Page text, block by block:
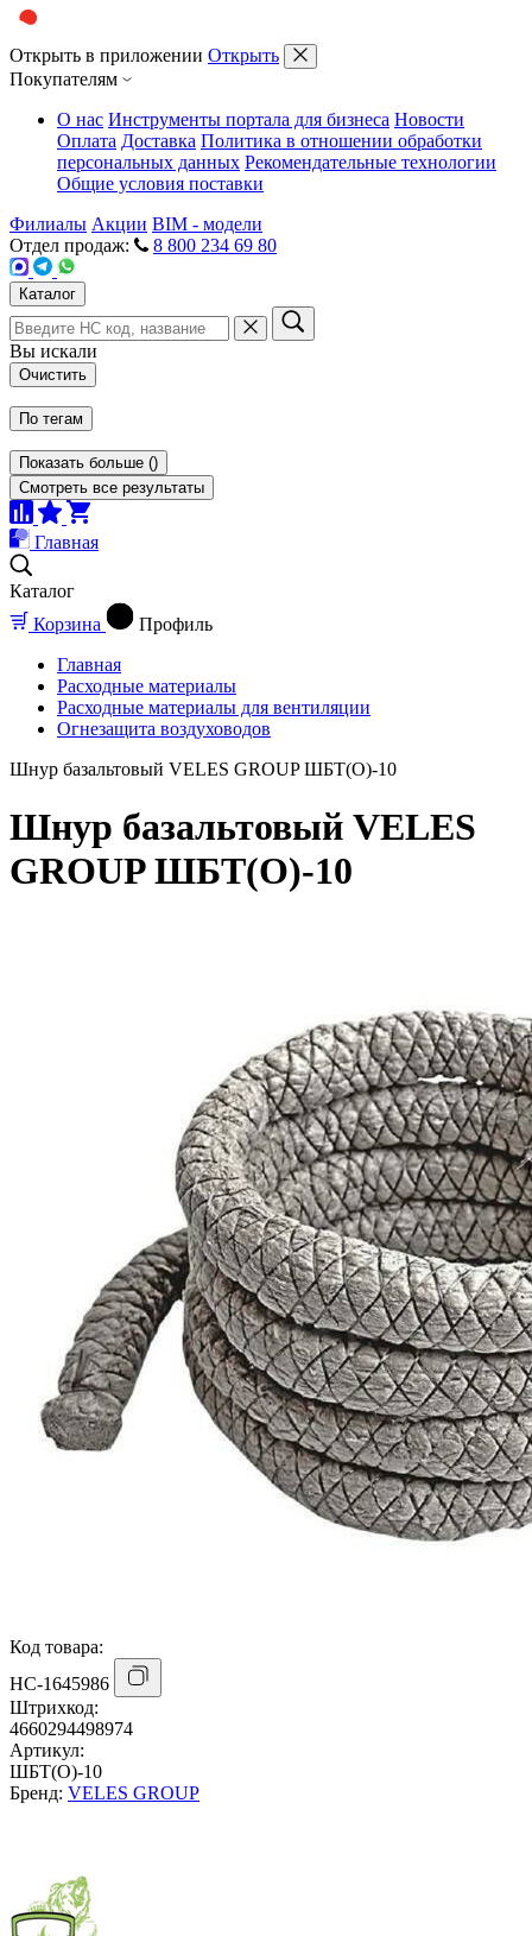
Открыть в приложении Открыть
Покупателям
О нас Инструменты портала для бизнеса Новости
Оплата Доставка Политика в отношении обработки
персональных данных Рекомендательные технологии
Общие условия поставки
Филиалы Акции BIM - модели
Отдел продаж:
8 800 234 69 80
Каталог
Вы искали
Очистить
По тегам
Показать больше ()
Смотреть все результаты
Главная
Каталог
Корзина
Профиль
Главная
Расходные материалы
Расходные материалы для вентиляции
Огнезащита воздуховодов
Шнур базальтовый VELES GROUP ШБТ(О)-10
Шнур базальтовый VELES
GROUP ШБТ(О)-10
Код товара:
НС-1645986
Штрихкод:
4660294498974
Артикул:
ШБТ(О)-10
Бренд: VELES GROUP